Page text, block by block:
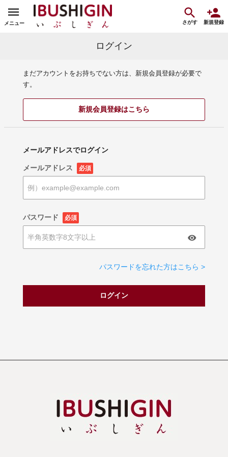
メニュー さがす 新規登録
ログイン
まだアカウントをお持ちでない方は、新規会員登録が必要で
す。
新規会員登録はこちら
メールアドレスでログイン
メールアドレス 必須
パスワード 必須
パスワードを忘れた方はこちら >
ログイン